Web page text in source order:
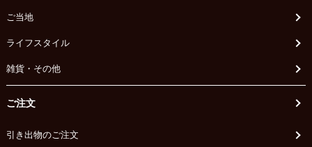
ご当地
ライフスタイル
雑貨・その他
ご注文
引き出物のご注文